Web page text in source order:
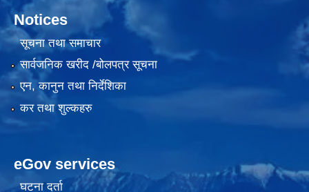
Notices
सूचना तथा समाचार
सार्वजनिक खरीद /बोलपत्र सूचना
एन, कानुन तथा निर्देशिका
कर तथा शुल्कहरु
eGov services
घटना दर्ता